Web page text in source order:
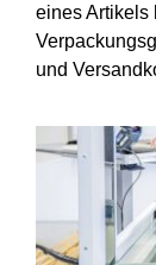
eines Artikels
und